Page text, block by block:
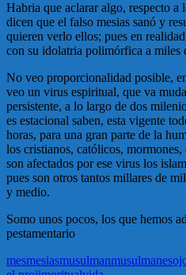
Habria que aclarar algo, respecto a
dicen que el falso mesias sanó y
quieren verlo ellos; pues en
con su idolatria polimórfica a miles
No veo proporcionalidad posible,
veo un virus espiritual, que va
persistente, a lo largo de dos
es estacional saben, esta vigente
horas, para una gran parte de la
los cristianos, católicos,
son afectados por ese virus los
pues son otros tantos millares de
y medio.
Somo unos pocos, los que hemos
pestamentario
mesmesiasmusulmanmusulmanes